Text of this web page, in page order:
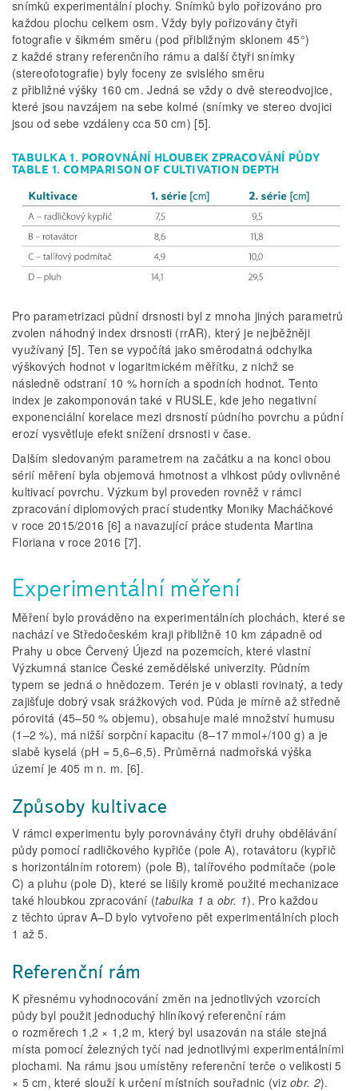
snímků experimentální plochy. Snímků bylo pořizováno pro
každou plochu celkem osm. Vždy byly pořizovány čtyři
fotografie v šikmém směru (pod přibližným sklonem 45°)
z každé strany referenčního rámu a další čtyři snímky
(stereofotografie) byly foceny ze svislého směru
z přibližné výšky 160 cm. Jedná se vždy o dvě stereodvojice,
které jsou navzájem na sebe kolmé (snímky ve stereo dvojici
jsou od sebe vzdáleny cca 50 cm) [5].
TABULKA 1. POROVNÁNÍ HLOUBEK ZPRACOVÁNÍ PŮDY
TABLE 1. COMPARISON OF CULTIVATION DEPTH
Pro parametrizaci půdní drsnosti byl z mnoha jiných parametrů
zvolen náhodný index drsnosti (rrAR), který je nejběžněji
využívaný [5]. Ten se vypočítá jako směrodatná odchylka
výškových hodnot v logaritmickém měřítku, z nichž se
následně odstraní 10 % horních a spodních hodnot. Tento
index je zakomponován také v RUSLE, kde jeho negativní
exponenciální korelace mezi drsností půdního povrchu a půdní
erozí vysvětluje efekt snížení drsnosti v čase.
Dalším sledovaným parametrem na začátku a na konci obou
sérií měření byla objemová hmotnost a vlhkost půdy ovlivněné
kultivací povrchu. Výzkum byl proveden rovněž v rámci
zpracování diplomových prací studentky Moniky Macháčkové
v roce 2015/2016 [6] a navazující práce studenta Martina
Floriana v roce 2016 [7].
Experimentální měření
Měření bylo prováděno na experimentálních plochách, které se
nachází ve Středočeském kraji přibližně 10 km západně od
Prahy u obce Červený Újezd na pozemcích, které vlastní
Výzkumná stanice České zemědělské univerzity. Půdním
typem se jedná o hnědozem. Terén je v oblasti rovinatý, a tedy
zajišťuje dobrý vsak srážkových vod. Půda je mírně až středně
pórovitá (45–50 % objemu), obsahuje malé množství humusu
(1–2 %), má nižší sorpční kapacitu (8–17 mmol+/100 g) a je
slabě kyselá (pH = 5,6–6,5). Průměrná nadmořská výška
území je 405 m n. m. [6].
Způsoby kultivace
V rámci experimentu byly porovnávány čtyři druhy obdělávání
půdy pomocí radličkového kypřiče (pole A), rotavátoru (kypřič
s horizontálním rotorem) (pole B), talířového podmítače (pole
C) a pluhu (pole D), které se lišily kromě použité mechanizace
také hloubkou zpracování (tabulka 1 a obr. 1). Pro každou
z těchto úprav A–D bylo vytvořeno pět experimentálních ploch
1 až 5.
Referenční rám
K přesnému vyhodnocování změn na jednotlivých vzorcích
půdy byl použit jednoduchý hliníkový referenční rám
o rozměrech 1,2 × 1,2 m, který byl usazován na stále stejná
místa pomocí železných tyčí nad jednotlivými experimentálními
plochami. Na rámu jsou umístěny referenční terče o velikosti 5
× 5 cm, které slouží k určení místních souřadnic (vizobr. 2).